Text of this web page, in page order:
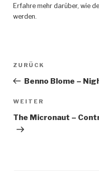
Erfahre mehr darüber, wie
werden.
Beitragsnavigation
Vorheriger
ZURÜCK
Benno Blome –
Nächster
WEITER
The Micronaut –